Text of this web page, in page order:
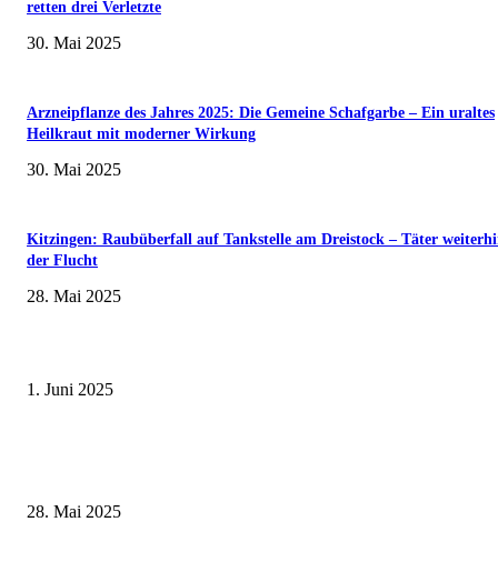
retten drei Verletzte
30. Mai 2025
Arzneipflanze des Jahres 2025: Die Gemeine Schafgarbe – Ein uraltes
Heilkraut mit moderner Wirkung
30. Mai 2025
Kitzingen: Raubüberfall auf Tankstelle am Dreistock – Täter
der Flucht
28. Mai 2025
1. Juni 2025
28. Mai 2025